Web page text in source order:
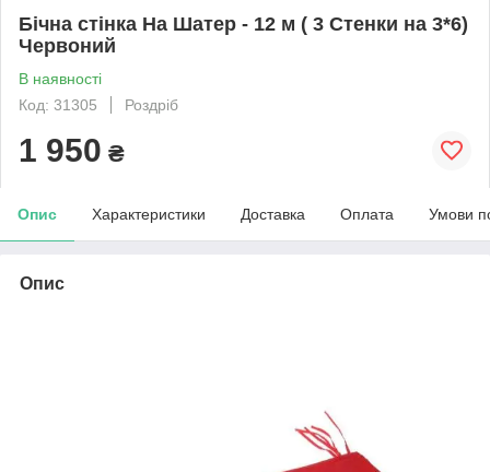
Бічна стінка На Шатер - 12 м ( 3 Стенки на 3*6)
Червоний
В наявності
Код: 31305
Роздріб
1 950 ₴
Опис Характеристики Доставка Оплата Умови
Опис